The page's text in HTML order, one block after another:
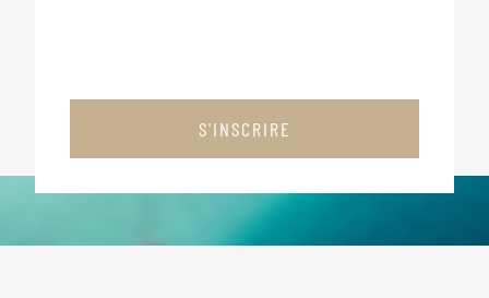
S'INSCRIRE